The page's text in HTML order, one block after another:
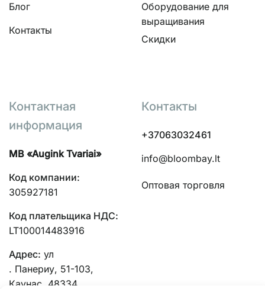
Блог
Контакты
Оборудование для
выращивания
Скидки
Контактная
информация
MB «Augink Tvariai»
Код компании:
305927181
Код плательщика НДС:
LT100014483916
Адрес: ул
. Панериу, 51-103,
Каунас, 48334
Контакты
+37063032461
info@bloombay.lt
Оптовая торговля